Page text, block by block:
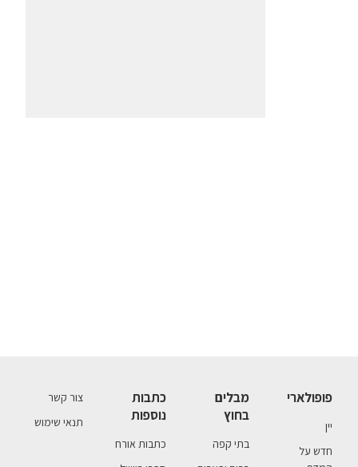
פופולארי
יין
חדש על
מבלים
בחוץ
בתי קפה
כתבות
נוספות
כתבות אורח
צור קשר
תנאי שימוש